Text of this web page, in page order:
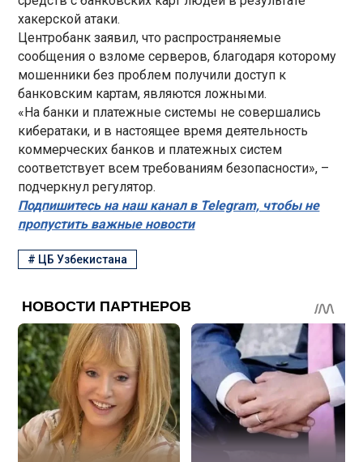
хакерской атаки.
Центробанк заявил, что распространяемые
сообщения о взломе серверов, благодаря которому
мошенники без проблем получили доступ к
банковским картам, являются ложными.
«На банки и платежные системы не совершались
кибератаки, и в настоящее время деятельность
коммерческих банков и платежных систем
соответствует всем требованиям безопасности», –
подчеркнул регулятор.
Подпишитесь на наш канал в Telegram, чтобы не
пропустить важные новости
# ЦБ Узбекистана